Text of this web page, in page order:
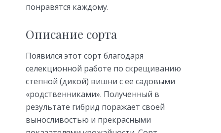
понравятся каждому.
Описание сорта
Появился этот сорт благодаря
селекционной работе по скрещиванию
степной (дикой) вишни с ее садовыми
«родственниками». Полученный в
результате гибрид поражает своей
выносливостью и прекрасными